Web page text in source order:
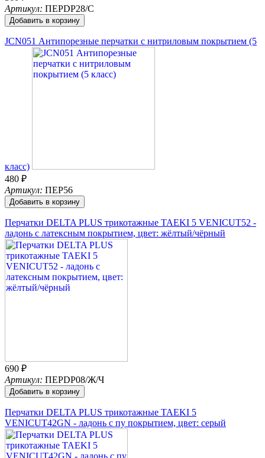
Артикул: ПЕРDР28/С
Добавить в корзину
JCN051 Антипорезные перчатки с нитриловым покрытием (5
класс)
480 ₽
Артикул: ПЕР56
Добавить в корзину
Перчатки DELTA PLUS трикотажные TAEKI 5 VENICUT52 -
ладонь с латексным покрытием, цвет: жёлтый/чёрный
690 ₽
Артикул: ПЕРDР08/Ж/Ч
Добавить в корзину
Перчатки DELTA PLUS трикотажные TAEKI 5
VENICUT42GN - ладонь с пу покрытием, цвет: cерый